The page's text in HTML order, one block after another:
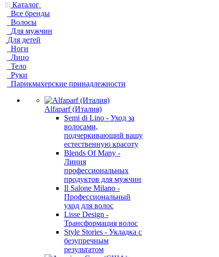
Каталог
Все бренды
Волосы
Для мужчин
Для детей
Ноги
Лицо
Тело
Руки
Парикмахерские принадлежности
Alfaparf (Италия)
Semi di Lino - Уход за
волосами,
подчеркивающий вашу
естественную красоту
Blends Of Many -
Линия
профессиональных
продуктов для мужчин
Il Salone Milano -
Профессиональный
уход для волос
Lisse Design -
Трансформация волос
Style Stories - Укладка с
безупречным
результатом